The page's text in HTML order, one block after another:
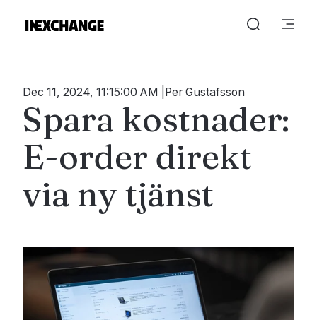
Dec 11, 2024, 11:15:00 AM Per Gustafsson
Spara kostnader:
E-order direkt
via ny tjänst